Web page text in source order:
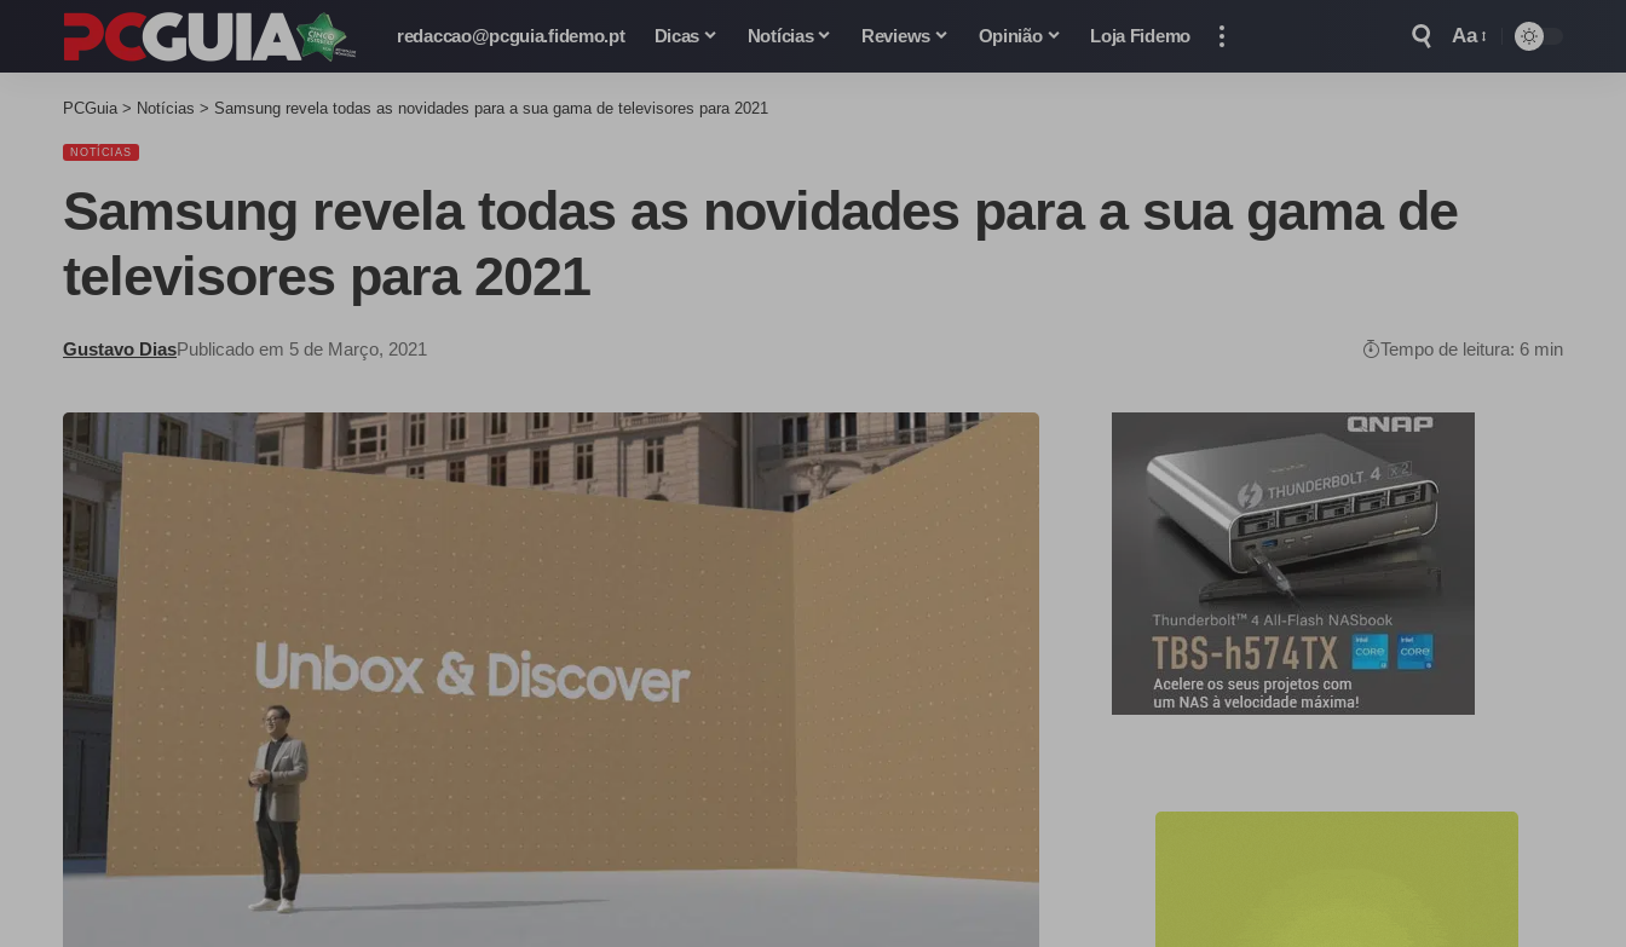
redaccao@pcguia.fidemo.pt Dicas Notícias Reviews Opinião Loja Fidemo Aa
PCGuia > Notícias > Samsung revela todas as novidades para a sua gama de televisores para 2021
NOTÍCIAS
Samsung revela todas as novidades para a sua gama de
televisores para 2021
Gustavo DiasPublicado em 5 de Março, 2021 Tempo de leitura: 6 min